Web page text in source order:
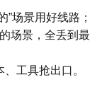
”场景用好线路；
场景，全丢到最
工具抢出口。